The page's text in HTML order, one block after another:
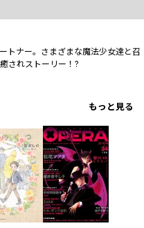
トナー。さまざまな魔法少女達と召
されストーリー！?
もっと見る